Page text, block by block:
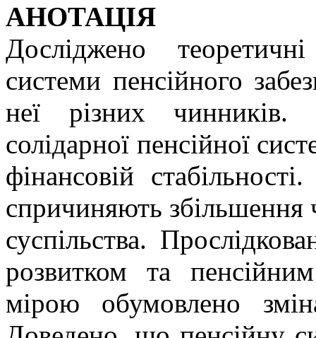
АНОТАЦІЯ
Досліджено
системи пенсійного
неї різних чинників.
солідарної пенсійної
фінансовій
спричиняють збільшення
суспільства.
розвитком та
мірою обумовлено